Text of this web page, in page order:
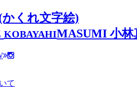
KOBAYAHIMASUMI 小林
て